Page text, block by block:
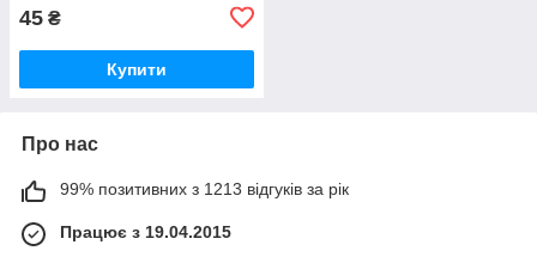
45 ₴
Купити
Про нас
99% позитивних з 1213 відгуків за рік
Працює з 19.04.2015